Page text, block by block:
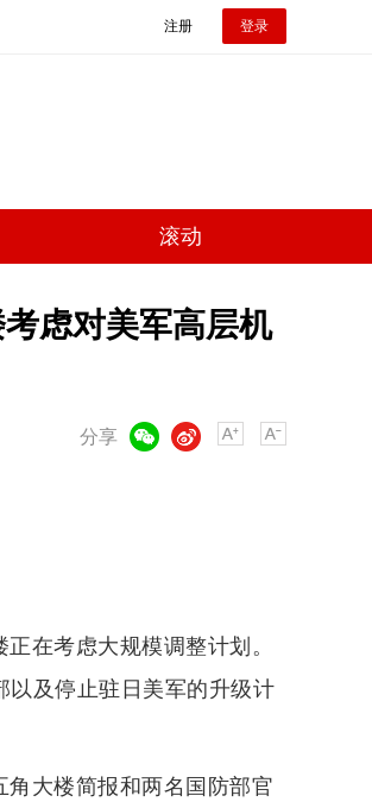
注册 登录
滚动
虑对美军高层机
分享
微博
在考虑大规模调整计划。
以及停止驻日美军的升级计
大楼简报和两名国防部官